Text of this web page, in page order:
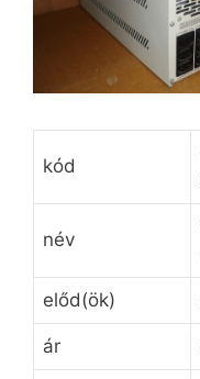
kód
név
előd(ök)
ár